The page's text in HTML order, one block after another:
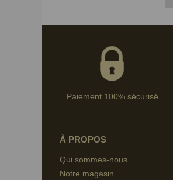
Paiement 100% sécurisé
À PROPOS
Qui sommes-nous
Notre magasin